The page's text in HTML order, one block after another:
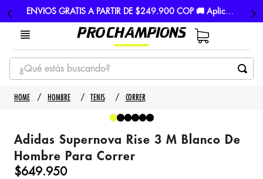
ENVIOS GRATIS A PARTIR DE $249.900 COP 🚚 Aplican TyC
¿Qué estás buscando?
TÉRMINOS MÁS BUSCADOS
3 nike
4. guayos
HOMBRE TENIS CORRER
Adidas Supernova Rise 3 M Blanco De
Hombre Para Correr
$649.950